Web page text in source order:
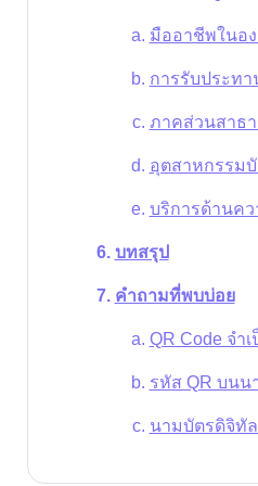
มืออาชีพในอ
การรับประท
ภาคส่วนสาธ
อุตสาหกรรมบั
บริการด้านค
บทสรุป
คำถามที่พบบ่อย
QR Code จำ
รหัส QR บนน
นามบัตรดิจิทั